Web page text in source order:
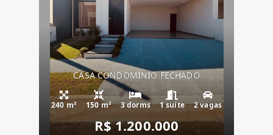
CASA CONDOMÍNIO FECHADO
240 m² 150 m² 3 dorms 1 suíte 2 vagas
R$ 1.200.000